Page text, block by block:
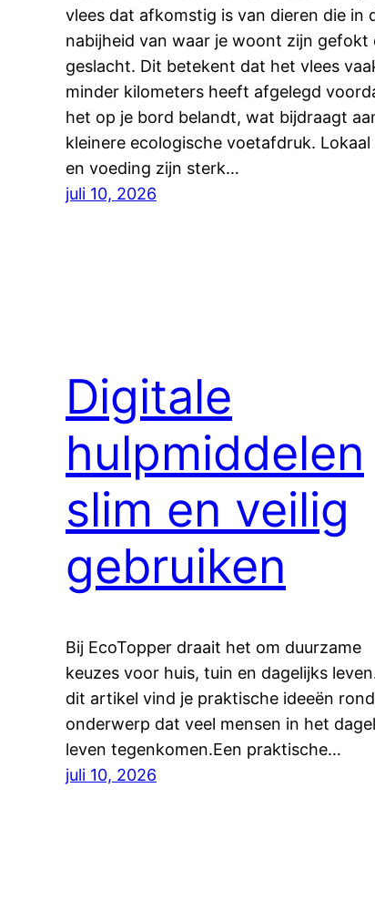
vlees dat afkomstig is van dieren die in
nabijheid van waar je woont zijn gefokt
geslacht. Dit betekent dat het vlees
minder kilometers heeft afgelegd
het op je bord belandt, wat bijdraagt
kleinere ecologische voetafdruk. Lokaal
en voeding zijn sterk…
juli 10, 2026
Digitale
hulpmiddelen
slim en veilig
gebruiken
Bij EcoTopper draait het om duurzame
keuzes voor huis, tuin en dagelijks
dit artikel vind je praktische ideeën
onderwerp dat veel mensen in het
leven tegenkomen.Een praktische…
juli 10, 2026